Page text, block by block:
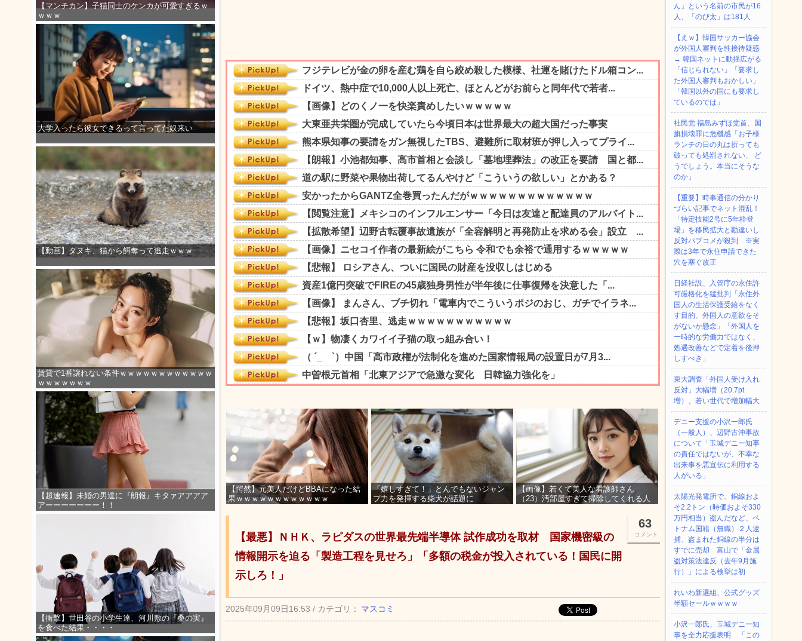
【マンチカン】子猫同士のケンカが可愛すぎるｗ
ｗｗｗ
大学入ったら彼女できるって言ってた奴来い
【動画】タヌキ、猫から餌奪って逃走ｗｗｗ
賃貸で1番譲れない条件ｗｗｗｗｗｗｗｗｗｗｗｗ
ｗｗｗｗｗｗｗ
【超速報】未婚の男達に『朗報』キタァアアアア
アーーーーーーー！！
【衝撃】世田谷の小学生達、河川敷の『桑の実』
を食べた結果・・・・
【愕然】元美人だけどBBAになった結
果ｗｗｗｗｗｗｗｗｗｗｗｗ
「嬉しすぎて！」とんでもないジャン
プ力を発揮する柴犬が話題に
【画像】若くて美人な看護師さん
（23）汚部屋すぎて掃除してくれる人
63
コメント
【最悪】ＮＨＫ、ラピダスの世界最先端半導体 試作成功を取材 国家機密級の
情報開示を迫る「製造工程を見せろ」「多額の税金が投入されている！国民に開
示しろ！」
2025年09月09日16:53 / カテゴリ： マスコミ
ん」という名前の市民が16
人、「のび太」は181人
【えｗ】韓国サッカー協会
が外国人審判を性接待疑惑
→ 韓国ネットに動揺広がる
「信じられない」「要求し
た外国人審判もおかしい」
「韓国以外の国にも要求し
ているのでは」
社民党 福島みずほ党首、国
旗損壊罪に危機感「お子様
ランチの日の丸は折っても
破っても処罰されない、 ど
うでしょう。本当にそうな
のか」
【重要】時事通信の分かり
づらい記事でネット混乱！
「特定技能2号に5年枠登
場」を移民拡大と勘違いし
反対パブコメが殺到 ※実
際は3年で永住申請できた
穴を塞ぐ改正
日経社説、入管庁の永住許
可厳格化を猛批判「永住外
国人の生活保護受給をなく
す目的、外国人の意欲をそ
がないか懸念」「外国人を
一時的な労働力ではなく、
処遇改善などで定着を後押
しすべき」
東大調査「外国人受け入れ
反対」大幅増（20.7pt
増）、若い世代で増加幅大
デニー支援の小沢一郎氏
（一般人）、辺野古沖事故
について「玉城デニー知事
の責任ではないが、不幸な
出来事を悪宣伝に利用する
人がいる」
太陽光発電所で、銅線およ
そ2.2トン（時価およそ330
万円相当）盗んだなど、ベ
トナム国籍（無職）２人逮
捕、盗まれた銅線の半分は
すでに売却 富山で「金属
盗対策法違反（去年9月施
行）」による検挙は初
れいわ新選組、公式グッズ
半額セールｗｗｗｗ
小沢一郎氏、玉城デニー知
事を全力応援表明 「この